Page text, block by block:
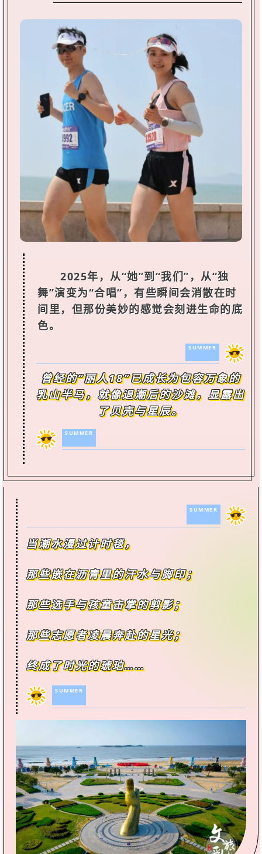
2025年，从“她”到“我们”，从“独
舞”演变为“合唱”，有些瞬间会消散在时
间里，但那份美妙的感觉会刻进生命的底
色。
SUMMER
曾经的“丽人18”已成长为包容万象的
乳山半马，就像退潮后的沙滩，显露出
了贝壳与星辰。
SUMMER
SUMMER
当潮水漫过计时毯，
那些嵌在沥青里的汗水与脚印；
那些选手与孩童击掌的剪影；
那些志愿者凌晨奔赴的星光；
终成了时光的琥珀……
SUMMER